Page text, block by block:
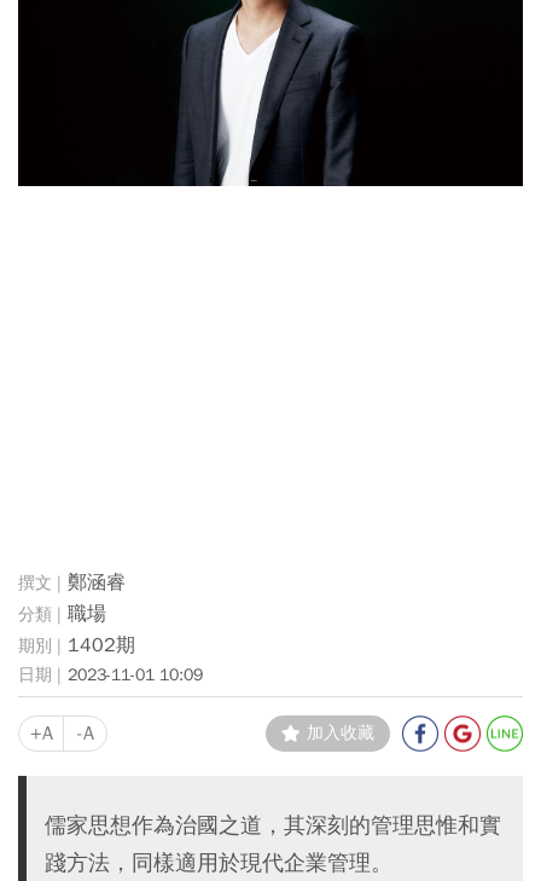
鄭涵睿
職場
1402期
2023-11-01 10:09
+A -A 加入收藏
儒家思想作為治國之道，其深刻的管理思惟和實
踐方法，同樣適用於現代企業管理。